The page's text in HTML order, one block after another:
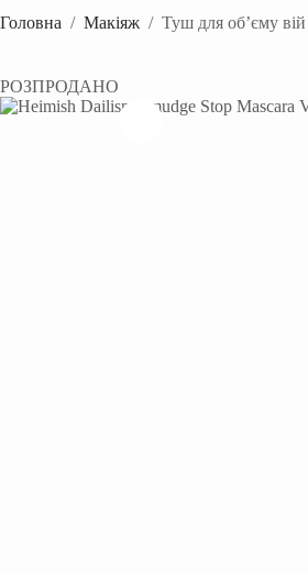
Головна / Макіяж / Туш для об’єму
РОЗПРОДАНО